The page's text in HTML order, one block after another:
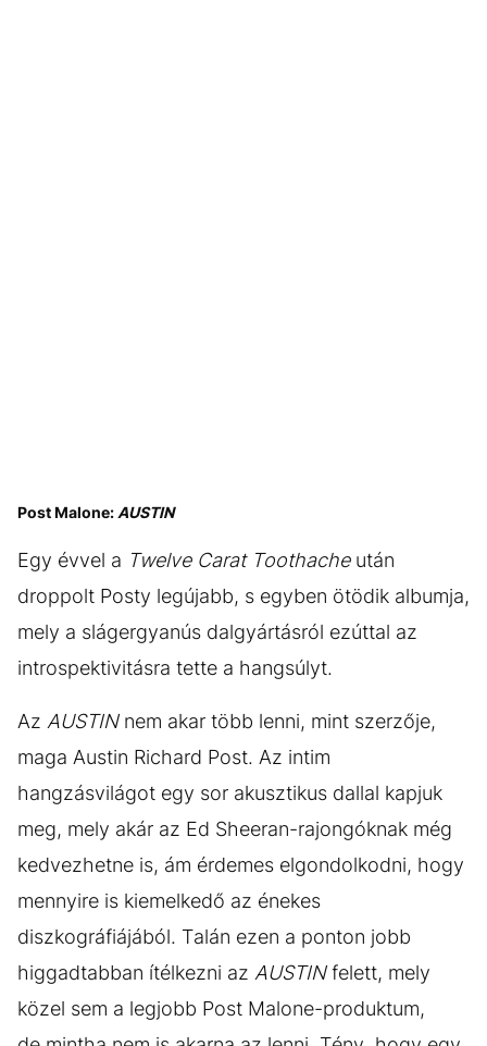
Post Malone: AUSTIN
Egy évvel a Twelve Carat Toothacheután
droppolt Posty legújabb, s egyben ötödik albumja,
mely a slágergyanús dalgyártásról ezúttal az
introspektivitásra tette a hangsúlyt.
Az AUSTINnem akar több lenni, mint szerzője,
maga Austin Richard Post. Az intim
hangzásvilágot egy sor akusztikus dallal kapjuk
meg, mely akár az Ed Sheeran-rajongóknak még
kedvezhetne is, ám érdemes elgondolkodni, hogy
mennyire is kiemelkedő az énekes
diszkográfiájából. Talán ezen a ponton jobb
higgadtabban ítélkezni az AUSTINfelett, mely
közel sem a legjobb Post Malone-produktum,